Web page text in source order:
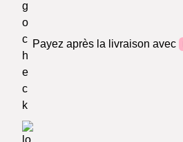
Payez après la livraison avec